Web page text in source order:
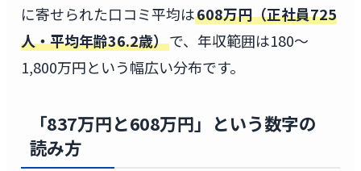
に寄せられた口コミ平均は608万円（正社員725
人・平均年齢36.2歳）で、年収範囲は180〜
1,800万円という幅広い分布です。
「837万円と608万円」という数字の
読み方